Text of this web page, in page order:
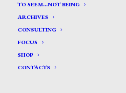
TO SEEM…NOT BEING
ARCHIVES
CONSULTING
FOCUS
SHOP
CONTACTS
Ofelia